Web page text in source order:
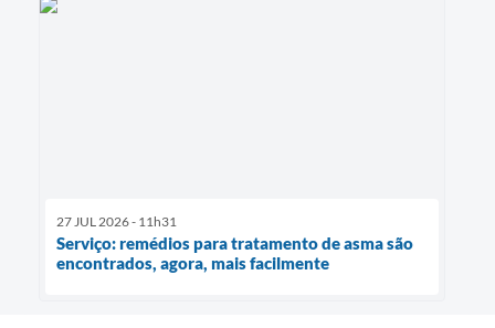
27 JUL 2026 - 11h31
Serviço: remédios para tratamento de asma são
encontrados, agora, mais facilmente